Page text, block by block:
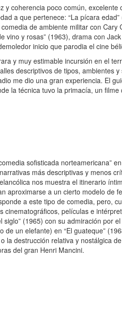
coherencia poco común,
a que pertenece: “La pícara
de ambiente militar con Cary
vino y rosas” (1963), drama con
inicio que parodia el cine
y muy estimable incursión en el
descriptivos de tipos, ambientes
me dio una gran experiencia. El
la técnica tuvo la primacía, un
sofisticada norteamericana”
más descriptivas y menos
nos muestra el itinerario
aproximarse a un cierto modelo de
a este tipo de comedia, pero,
películas e
(1965) con su admiración por
un elefante) en “El guateque”
la destrucción relativa y nostálgica
del gran Henri Mancini.